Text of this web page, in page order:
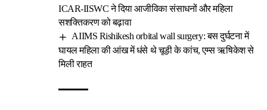
ICAR-IISWC ने दिया आजीविका संसाधनों और महिला
सशक्तिकरण को बढ़ावा
AIIMS Rishikesh orbital wall surgery: बस दुर्घटना में
घायल महिला की आंख में धंसे थे चूड़ी के कांच, एम्स ऋषिकेश से
मिली राहत